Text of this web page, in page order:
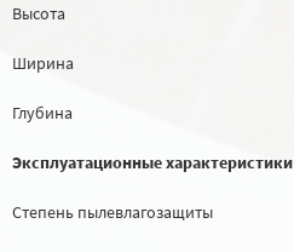
Высота
Ширина
Глубина
Эксплуатационные характеристики
Степень пылевлагозащиты